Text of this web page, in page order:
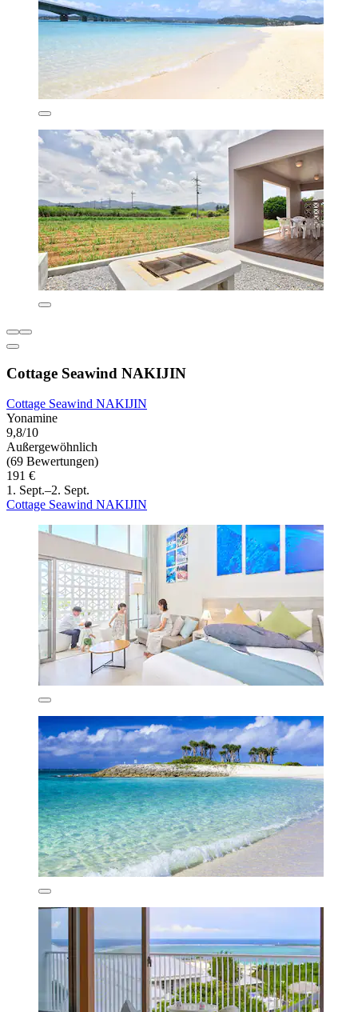
Cottage Seawind NAKIJIN
Cottage Seawind NAKIJIN
Yonamine
9,8/10
Außergewöhnlich
(69 Bewertungen)
191 €
1. Sept.–2. Sept.
Cottage Seawind NAKIJIN